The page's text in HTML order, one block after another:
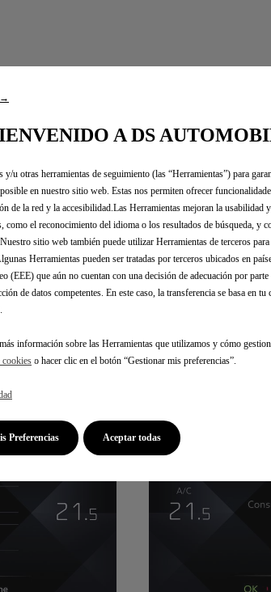
→
A DS
u otras herramientas de seguimiento (las “Herramientas”) para
en nuestro sitio web. Estas nos permiten ofrecer
de la red y la accesibilidad.Las Herramientas mejoran la usabilidad
como el reconocimiento del idioma o los resultados de búsqueda, y
sitio web también puede utilizar Herramientas de terceros
Herramientas pueden ser tratadas por terceros ubicados en
(EEE) que aún no cuentan con una decisión de adecuación por parte
de datos competentes. En este caso, la transferencia se basa en
información sobre las Herramientas que utilizamos y cómo
cookies o hacer clic en el botón “Gestionar mis preferencias”.
Preferencias Aceptar todas